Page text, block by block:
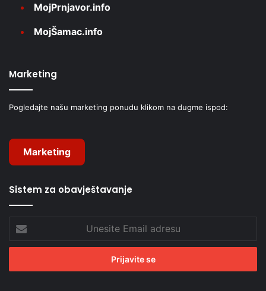
MojPrnjavor.info
MojŠamac.info
Marketing
Pogledajte našu marketing ponudu klikom na dugme ispod:
Marketing
Sistem za obavještavanje
Email
adresu